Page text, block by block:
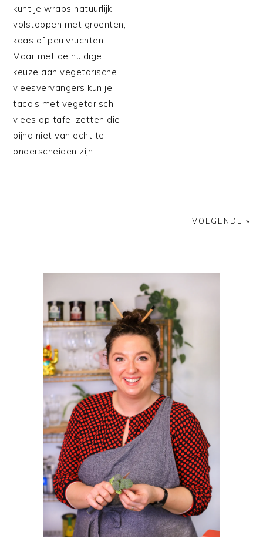
kunt je wraps natuurlijk
volstoppen met groenten,
kaas of peulvruchten.
Maar met de huidige
keuze aan vegetarische
vleesvervangers kun je
taco’s met vegetarisch
vlees op tafel zetten die
bijna niet van echt te
onderscheiden zijn.
VOLGENDE »